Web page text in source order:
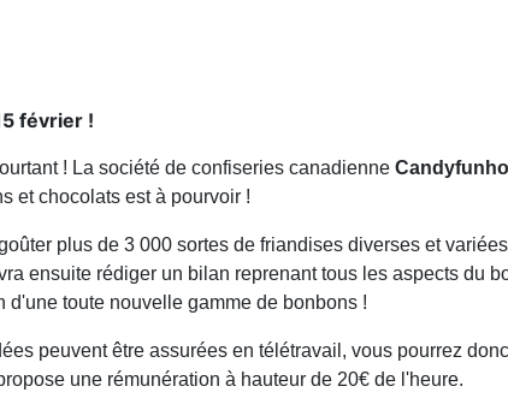
février !
! La société de confiseries canadienne
et chocolats est à pourvoir !
plus de 3 000 sortes de friandises diverses et
ensuite rédiger un bilan reprenant tous les aspects du
toute nouvelle gamme de bonbons !
peuvent être assurées en télétravail, vous pourrez
une rémunération à hauteur de 20€ de l'heure.